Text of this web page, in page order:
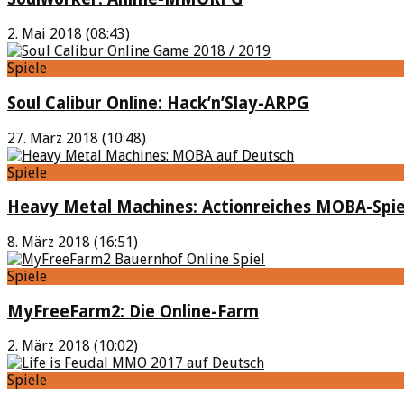
2. Mai 2018 (08:43)
Spiele
Soul Calibur Online: Hack’n’Slay-ARPG
27. März 2018 (10:48)
Spiele
Heavy Metal Machines: Actionreiches MOBA-
8. März 2018 (16:51)
Spiele
MyFreeFarm2: Die Online-Farm
2. März 2018 (10:02)
Spiele